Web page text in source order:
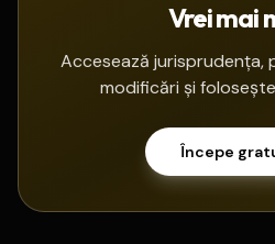
Vrei mai
Accesează jurisprudența,
modificări și
Începe